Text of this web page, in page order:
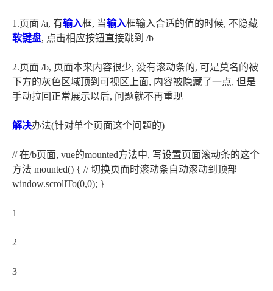
1.页面 /a, 有输入框, 当输入框输入合适的值的时候, 不隐藏
软键盘, 点击相应按钮直接跳到 /b
2.页面 /b, 页面本来内容很少, 没有滚动条的, 可是莫名的被
下方的灰色区域顶到可视区上面, 内容被隐藏了一点, 但是
手动拉回正常展示以后, 问题就不再重现
解决办法(针对单个页面这个问题的)
// 在/b页面, vue的mounted方法中, 写设置页面滚动条的这个
方法 mounted() { // 切换页面时滚动条自动滚动到顶部
window.scrollTo(0,0); }
1
2
3